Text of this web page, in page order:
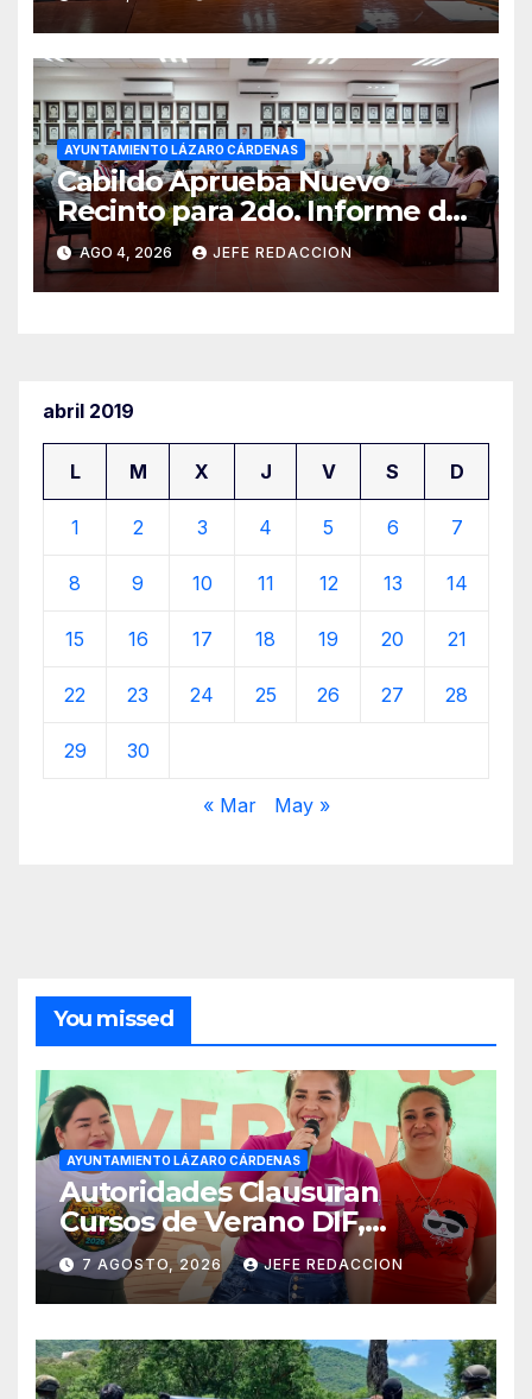
a Residentes de Lázaro
Cárdenas
AYUNTAMIENTO LÁZARO CÁRDENAS
Cabildo Aprueba Nuevo
Recinto para 2do. Informe de
Gobierno Municipal
AGO 4, 2026 JEFE REDACCION
abril 2019
L M X J V S D
1 2 3 4 5 6 7
8 9 10 11 12 13 14
15 16 17 18 19 20 21
22 23 24 25 26 27 28
29 30
« Mar May »
You missed
AYUNTAMIENTO LÁZARO CÁRDENAS
Autoridades Clausuran
Cursos de Verano DIF,
Seguridad Pública y Casa de
Cultura 2026
7 AGOSTO, 2026 JEFE REDACCION